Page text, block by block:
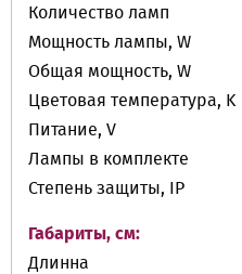
Количество ламп
Мощность лампы, W
Общая мощность, W
Цветовая температура, K
Питание, V
Лампы в комплекте
Степень защиты, IP
Габариты, см:
Длинна